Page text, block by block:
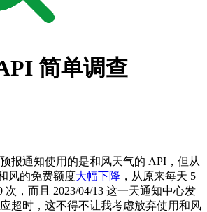
简单调查
报通知使用的是和风天气的 API，但从
风的免费额度大幅下降 ，从原来每天 5
次，而且 2023/04/13 这一天通知中心发
超时，这不得不让我考虑放弃使用和风